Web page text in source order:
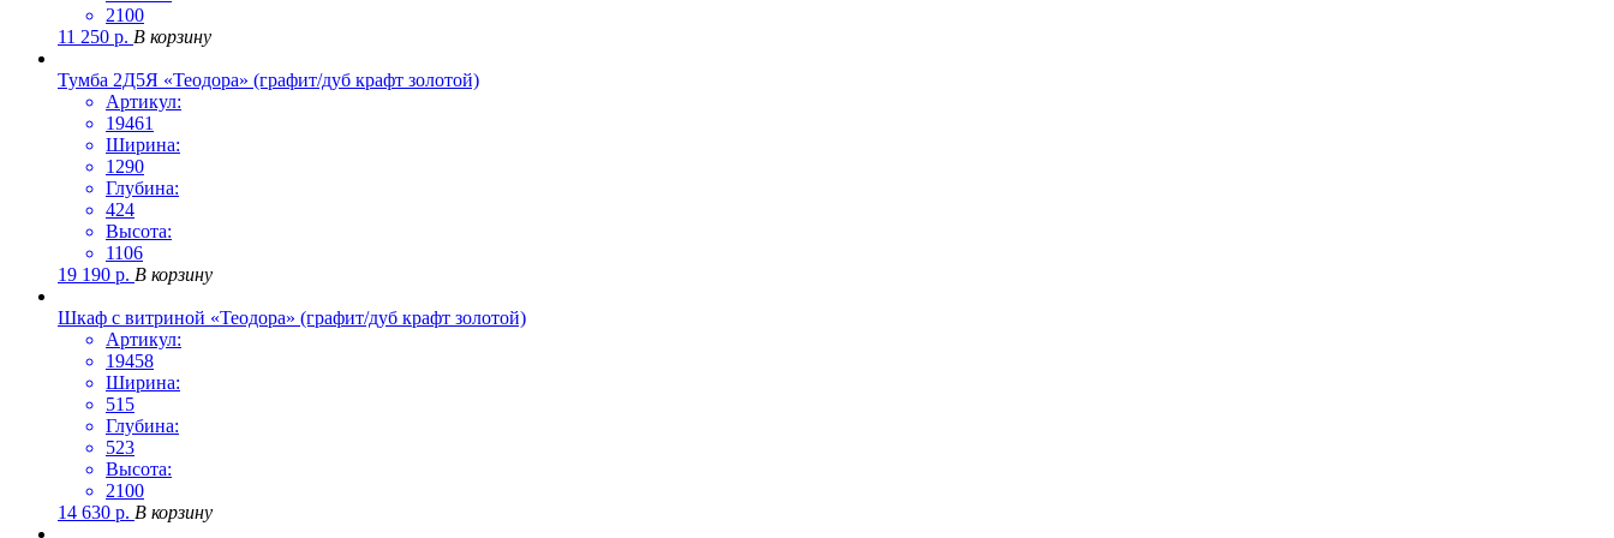
2100
11 250 р. В корзину
Тумба 2Д5Я «Теодора» (графит/дуб крафт золотой)
Артикул:
19461
Ширина:
1290
Глубина:
424
Высота:
1106
19 190 р. В корзину
Шкаф с витриной «Теодора» (графит/дуб крафт золотой)
Артикул:
19458
Ширина:
515
Глубина:
523
Высота:
2100
14 630 р. В корзину